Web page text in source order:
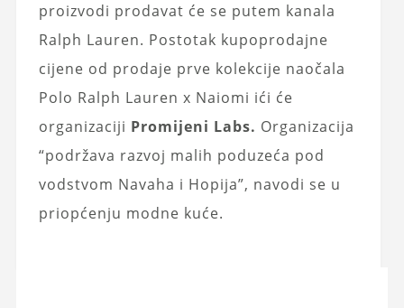
proizvodi prodavat će se putem kanala
Ralph Lauren. Postotak kupoprodajne
cijene od prodaje prve kolekcije naočala
Polo Ralph Lauren x Naiomi ići će
organizaciji Promijeni Labs. Organizacija
“podržava razvoj malih poduzeća pod
vodstvom Navaha i Hopija”, navodi se u
priopćenju modne kuće.